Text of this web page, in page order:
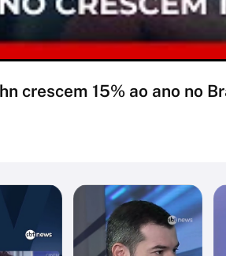
crescem 15% ao ano no